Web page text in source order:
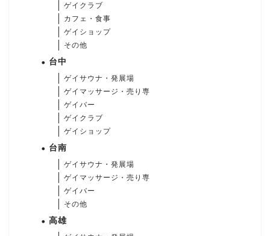
ゲイクラブ
カフェ・食事
ゲイショップ
その他
台中
ゲイサウナ・発展場
ゲイマッサージ・売り専
ゲイバー
ゲイクラブ
ゲイショップ
台南
ゲイサウナ・発展場
ゲイマッサージ・売り専
ゲイバー
その他
高雄